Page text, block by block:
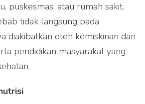
puskesmas, atau rumah sakit.
tidak langsung pada
diakibatkan oleh kemiskinan dan
pendidikan masyarakat yang